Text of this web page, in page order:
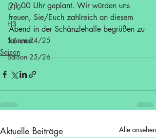
U10
H3
Saison 24/25
Saison 25/26
21.00 Uhr geplant. Wir würden uns
freuen, Sie/Euch zahlreich an diesem
Abend in der Schänzlehalle begrüßen zu
können.
Saison
Aktuelle Beiträge Alle ansehen